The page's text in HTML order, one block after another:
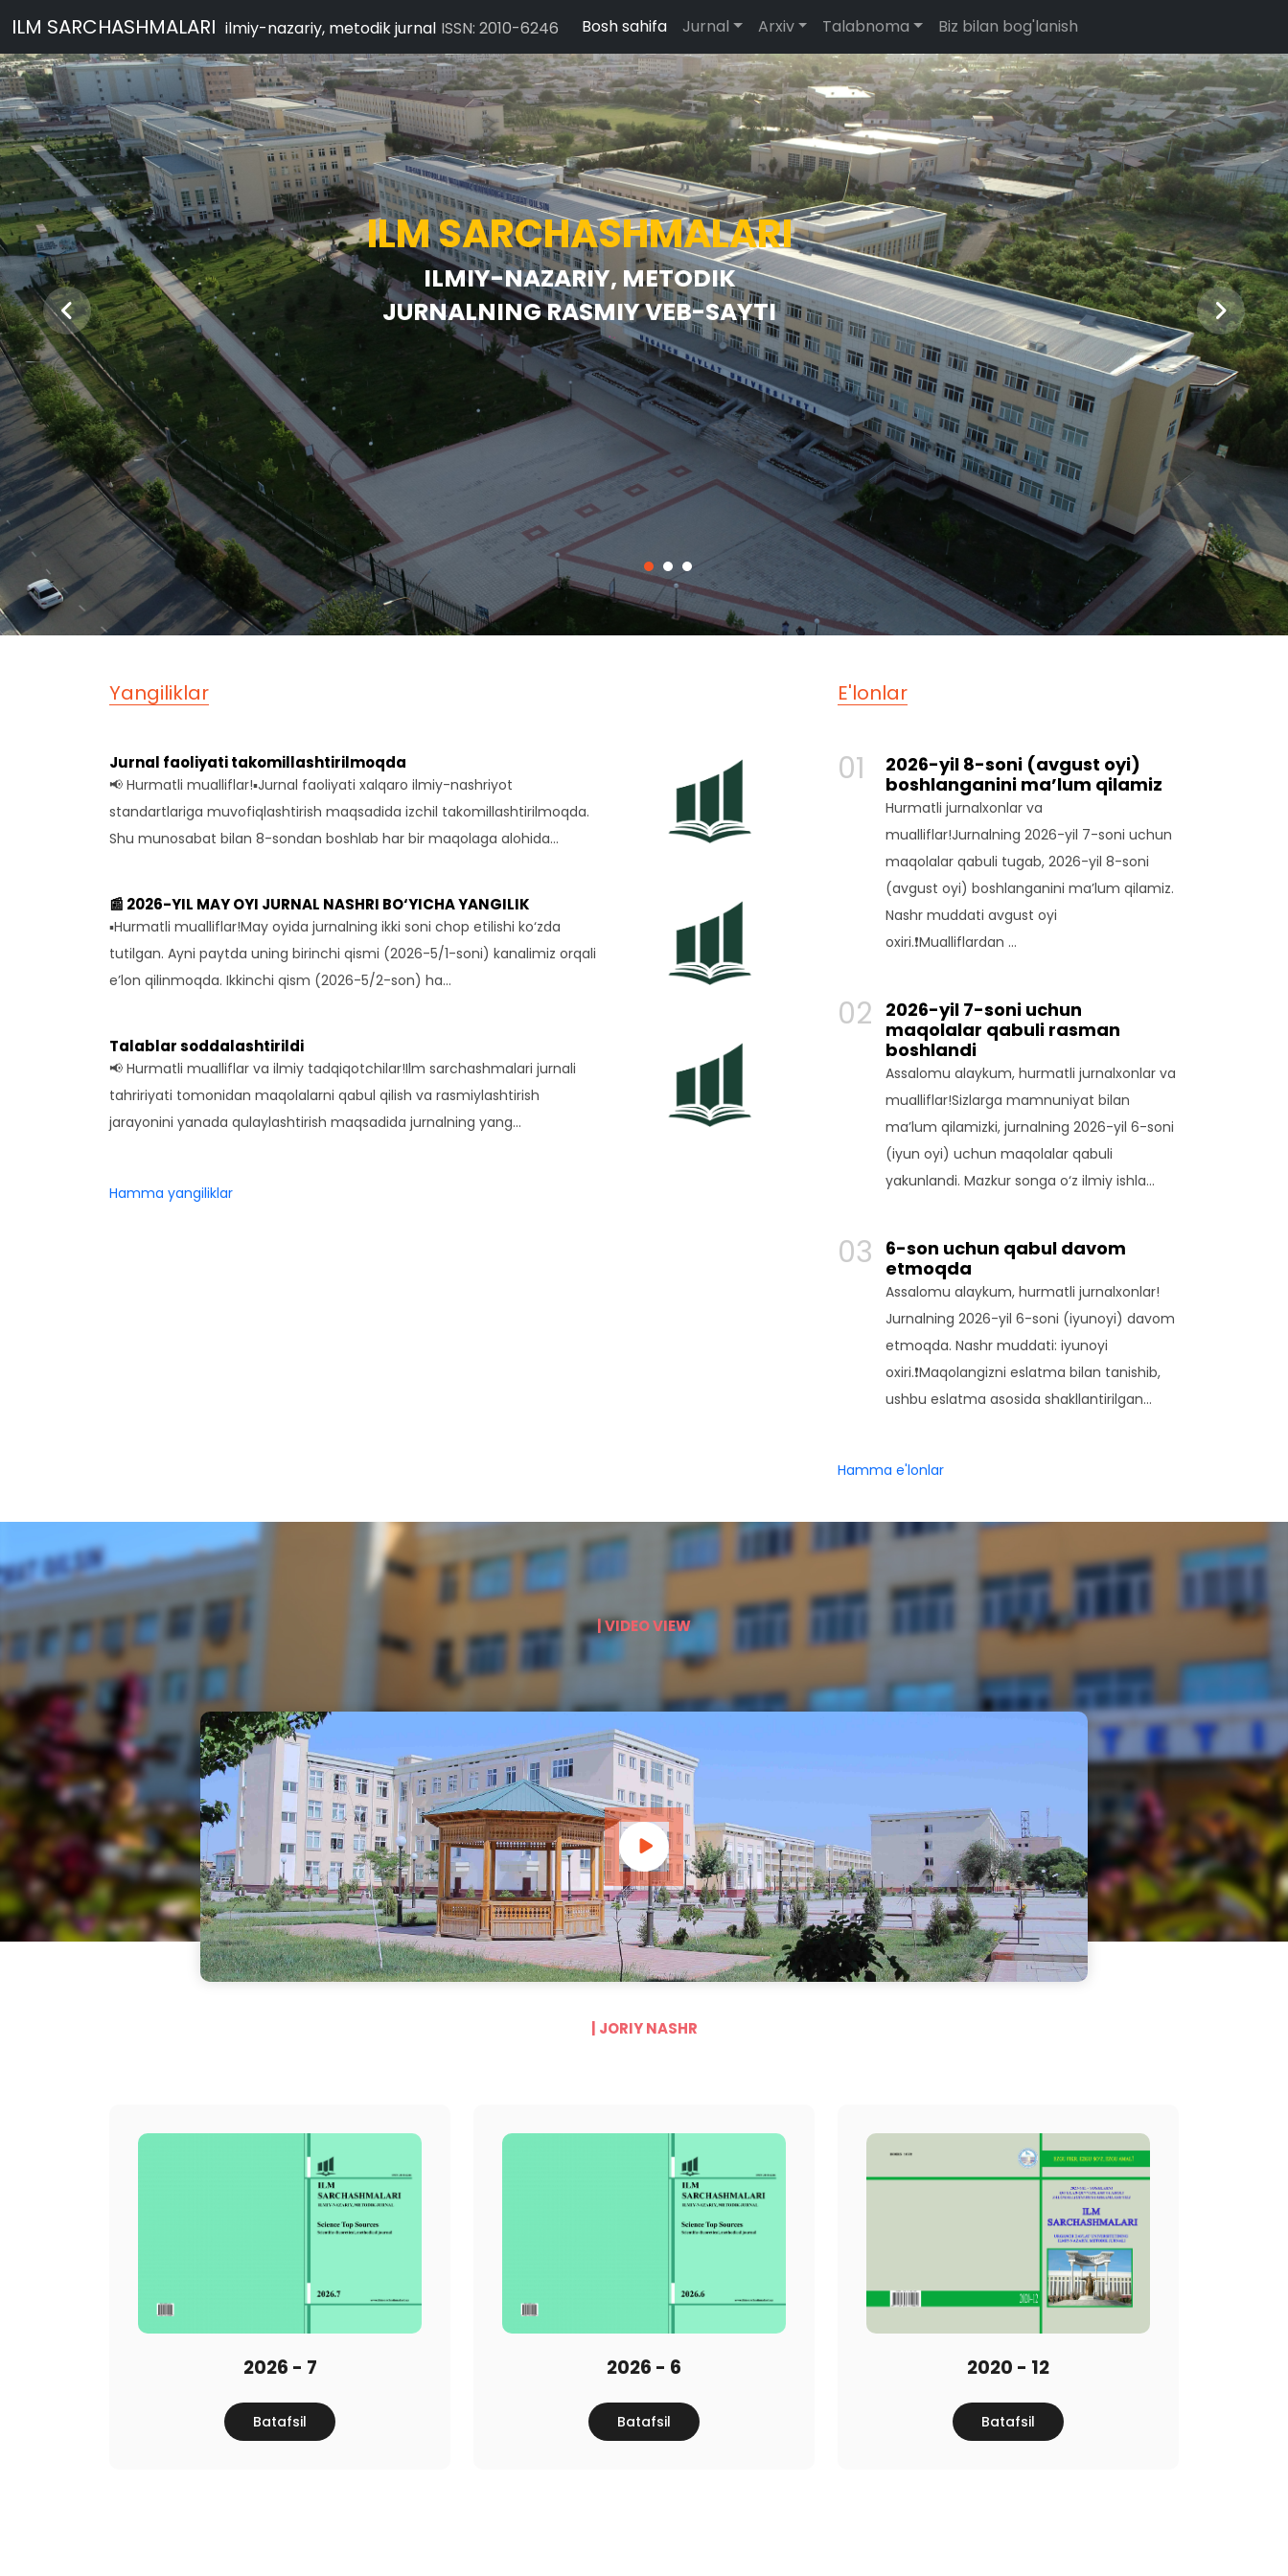
ILM SARCHASHMALARI ilmiy-nazariy, metodik jurnal ISSN: 2010-6246 Bosh sahifa Jurnal Arxiv Talabnoma Biz bilan bog'lanish
ILM SARCHASHMALARI
ILMIY-NAZARIY, METODIK
JURNALNING RASMIY VEB-SAYTI
Yangiliklar
Jurnal faoliyati takomillashtirilmoqda
📢 Hurmatli mualliflar!▪️Jurnal faoliyati xalqaro ilmiy-nashriyot
standartlariga muvofiqlashtirish maqsadida izchil takomillashtirilmoqda.
Shu munosabat bilan 8-sondan boshlab har bir maqolaga alohida…
📰 2026-YIL MAY OYI JURNAL NASHRI BO‘YICHA YANGILIK
▪️Hurmatli mualliflar!May oyida jurnalning ikki soni chop etilishi ko‘zda
tutilgan. Ayni paytda uning birinchi qismi (2026-5/1-soni) kanalimiz orqali
e’lon qilinmoqda. Ikkinchi qism (2026-5/2-son) ha…
Talablar soddalashtirildi
📢 Hurmatli mualliflar va ilmiy tadqiqotchilar!Ilm sarchashmalari jurnali
tahririyati tomonidan maqolalarni qabul qilish va rasmiylashtirish
jarayonini yanada qulaylashtirish maqsadida jurnalning yang…
Hamma yangiliklar
E'lonlar
01
2026-yil 8-soni (avgust oyi)
boshlanganini ma’lum qilamiz
Hurmatli jurnalxonlar va
mualliflar!Jurnalning 2026-yil 7-soni uchun
maqolalar qabuli tugab, 2026-yil 8-soni
(avgust oyi) boshlanganini ma’lum qilamiz.
Nashr muddati avgust oyi
oxiri.❗️Mualliflardan …
02
2026-yil 7-soni uchun
maqolalar qabuli rasman
boshlandi
Assalomu alaykum, hurmatli jurnalxonlar va
mualliflar!Sizlarga mamnuniyat bilan
ma’lum qilamizki, jurnalning 2026-yil 6-soni
(iyun oyi) uchun maqolalar qabuli
yakunlandi. Mazkur songa o‘z ilmiy ishla…
03
6-son uchun qabul davom
etmoqda
Assalomu alaykum, hurmatli jurnalxonlar!
Jurnalning 2026-yil 6-soni (iyunoyi) davom
etmoqda. Nashr muddati: iyunoyi
oxiri.❗️Maqolangizni eslatma bilan tanishib,
ushbu eslatma asosida shakllantirilgan…
Hamma e'lonlar
| VIDEO VIEW
| JORIY NASHR
2026 - 7
Batafsil
2026 - 6
Batafsil
2020 - 12
Batafsil